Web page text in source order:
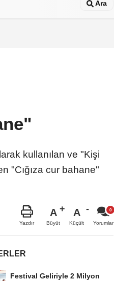
Ara
kullanılan ve "Kişi
"Cığıza cur bahane"
Yazdır
A
Büyüt
A
Küçült Yorumlar
Festival Geliriyle 2 Milyon